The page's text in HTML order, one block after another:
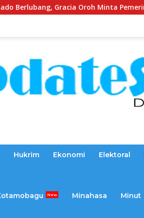
Oroh Minta Pemerintah Beri Perhatian
Hukrim Ekonomi Elektoral
Minahasa Minut